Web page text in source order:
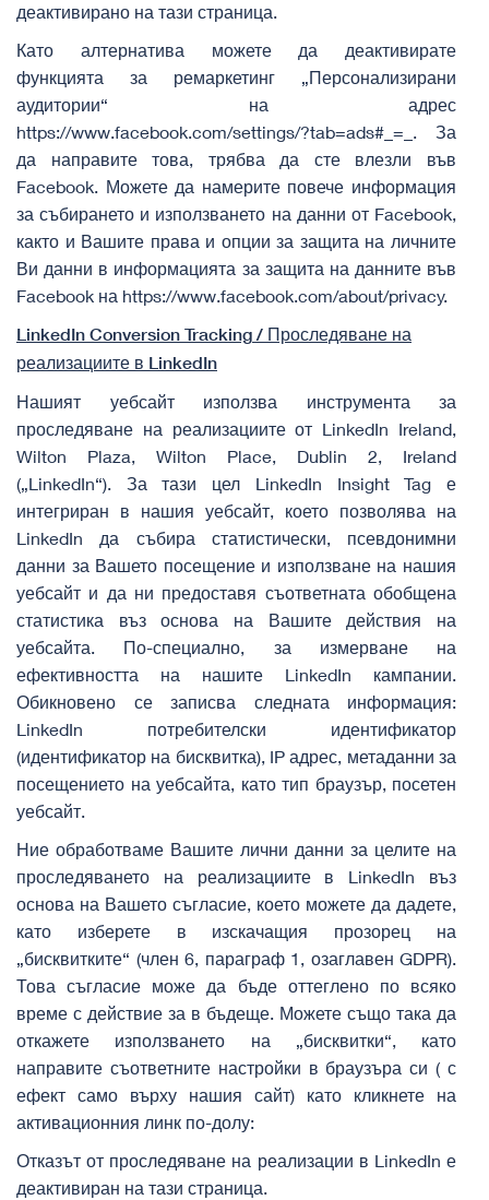
деактивирано на тази страница.
Като алтернатива можете да деактивирате
функцията за ремаркетинг „Персонализирани
аудитории“ на адрес
https://www.facebook.com/settings/?tab=ads#_=_ . За
да направите това, трябва да сте влезли във
Facebook. Можете да намерите повече информация
за събирането и използването на данни от Facebook,
както и Вашите права и опции за защита на личните
Ви данни в информацията за защита на данните във
Facebook на https://www.facebook.com/about/privacy.
LinkedIn Conversion Tracking/ Проследяване на
реализациите в LinkedIn
Нашият уебсайт използва инструмента за
проследяване на реализациите от LinkedIn Ireland,
Wilton Plaza, Wilton Place, Dublin 2, Ireland
(„LinkedIn“). За тази цел LinkedIn Insight Tag е
интегриран в нашия уебсайт, което позволява на
LinkedIn да събира статистически, псевдонимни
данни за Вашето посещение и използване на нашия
уебсайт и да ни предоставя съответната обобщена
статистика въз основа на Вашите действия на
уебсайта. По-специално, за измерване на
ефективността на нашите LinkedIn кампании.
Обикновено се записва следната информация:
LinkedIn потребителски идентификатор
(идентификатор на бисквитка), IP адрес, метаданни за
посещението на уебсайта, като тип браузър, посетен
уебсайт.
Ние обработваме Вашите лични данни за целите на
проследяването на реализациите в LinkedIn въз
основа на Вашето съгласие, което можете да дадете,
като изберете в изскачащия прозорец на
„бисквитките“ (член 6, параграф 1, озаглавен GDPR).
Това съгласие може да бъде оттеглено по всяко
време с действие за в бъдеще. Можете също така да
откажете използването на „бисквитки“, като
направите съответните настройки в браузъра си ( с
ефект само върху нашия сайт) като кликнете на
активационния линк по-долу:
Отказът от проследяване на реализации в LinkedIn е
деактивиран на тази страница.